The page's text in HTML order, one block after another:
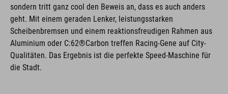
sondern tritt ganz cool den Beweis an, dass es auch anders
geht. Mit einem geraden Lenker, leistungsstarken
Scheibenbremsen und einem reaktionsfreudigen Rahmen aus
Aluminium oder C:62®Carbon treffen Racing-Gene auf City-
Qualitäten. Das Ergebnis ist die perfekte Speed-Maschine für
die Stadt.